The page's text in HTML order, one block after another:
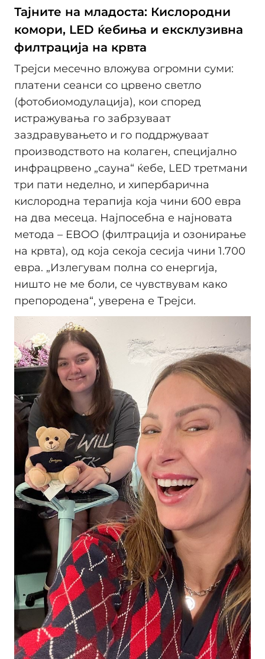
Тајните на младоста: Кислородни
комори, LED ќебиња и ексклузивна
филтрација на крвта
Трејси месечно вложува огромни суми:
платени сеанси со црвено светло
(фотобиомодулација), кои според
истражувања го забрзуваат
заздравувањето и го поддржуваат
производството на колаген, специјално
инфрацрвено „сауна“ ќебе, LED третмани
три пати неделно, и хипербарична
кислородна терапија која чини 600 евра
на два месеца. Најпосебна е најновата
метода – EBOO (филтрација и озонирање
на крвта), од која секоја сесија чини 1.700
евра. „Излегувам полна со енергија,
ништо не ме боли, се чувствувам како
препородена“, уверена е Трејси.